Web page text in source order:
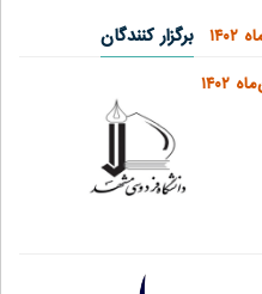
برگزار کنندگان